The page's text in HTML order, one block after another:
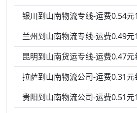
银川到山南物流专线-运费0.54
兰州到山南物流专线-运费0.49
拉萨到山南物流公司-运费0.31
贵阳到山南物流公司-运费0.51